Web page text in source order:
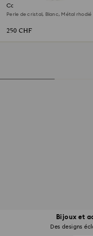
Bijoux et
Des designs
Collier Matrix
Perle de cristal, Blanc, Métal rhodié
250 CHF